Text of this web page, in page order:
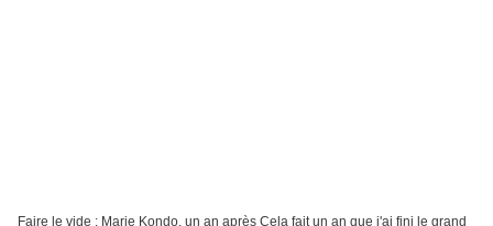
Faire le vide : Marie Kondo, un an après Cela fait un an que j'ai fini le grand